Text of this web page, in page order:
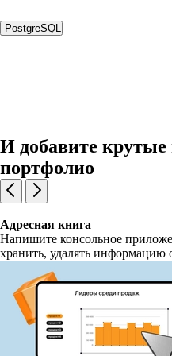
PostgreSQL
И добавите
портфолио
Адресная книга
Напишите консольное
хранить, удалять информацию